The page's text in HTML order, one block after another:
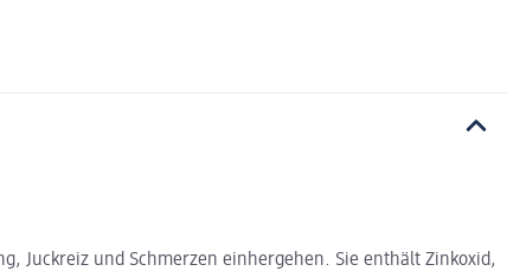
Juckreiz und Schmerzen einhergehen. Sie enthält Zinkoxid,